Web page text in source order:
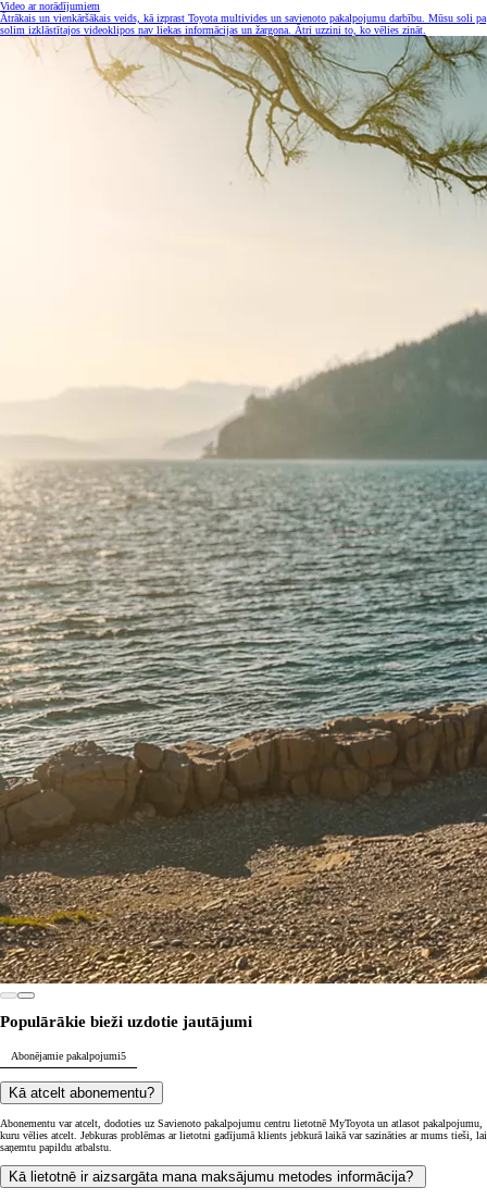
Video ar norādījumiem
Ātrākais un vienkāršākais veids, kā izprast Toyota multivides un savienoto pakalpojumu darbību. Mūsu soli pa
solim izklāstītajos videoklipos nav liekas informācijas un žargona. Ātri uzzini to, ko vēlies zināt.
Populārākie bieži uzdotie jautājumi
Abonējamie pakalpojumi5
Kā atcelt abonementu?
Abonementu var atcelt, dodoties uz Savienoto pakalpojumu centru lietotnē MyToyota un atlasot pakalpojumu,
kuru vēlies atcelt. Jebkuras problēmas ar lietotni gadījumā klients jebkurā laikā var sazināties ar mums tieši, lai
saņemtu papildu atbalstu.
Kā lietotnē ir aizsargāta mana maksājumu metodes informācija?